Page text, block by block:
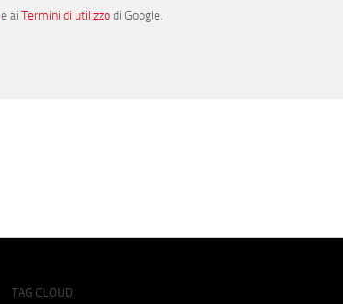
e ai Termini di utilizzodi Google.
TAG CLOUD